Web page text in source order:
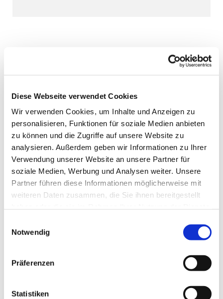
Diese Webseite verwendet Cookies
Wir verwenden Cookies, um Inhalte und Anzeigen zu
personalisieren, Funktionen für soziale Medien anbieten
zu können und die Zugriffe auf unsere Website zu
analysieren. Außerdem geben wir Informationen zu Ihrer
Verwendung unserer Website an unsere Partner für
soziale Medien, Werbung und Analysen weiter. Unsere
Partner führen diese Informationen möglicherweise mit
weiteren Daten zusammen, die Sie ihnen bereitgestellt
Notwendig
Präferenzen
Statistiken
Dies könnte Sie auch